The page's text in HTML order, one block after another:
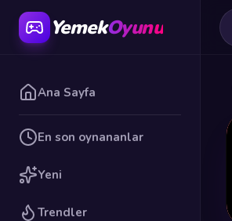
YemekOyunu
Ana Sayfa
En son oynananlar
Yeni
Trendler